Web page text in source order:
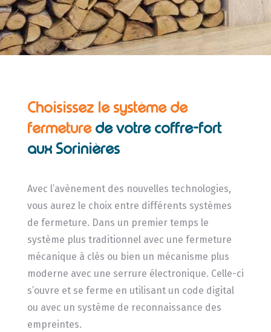
Choisissez le système de
fermeture devotre coffre-fort
aux Sorinières
Avec l’avènement des nouvelles technologies,
vous aurez le choix entre différents systèmes
de fermeture. Dans un premier temps le
système plus traditionnel avec une fermeture
mécanique à clés ou bien un mécanisme plus
moderne avec une serrure électronique. Celle-ci
s’ouvre et se ferme en utilisant un code digital
ou avec un système de reconnaissance des
empreintes.